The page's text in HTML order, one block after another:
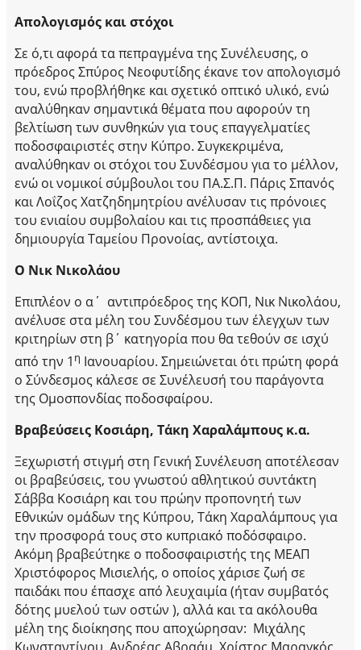
Απολογισμός και στόχοι
Σε ό,τι αφορά τα πεπραγμένα της Συνέλευσης, ο
πρόεδρος Σπύρος Νεοφυτίδης έκανε τον απολογισμό
του, ενώ προβλήθηκε και σχετικό οπτικό υλικό, ενώ
αναλύθηκαν σημαντικά θέματα που αφορούν τη
βελτίωση των συνθηκών για τους επαγγελματίες
ποδοσφαιριστές στην Κύπρο. Συγκεκριμένα,
αναλύθηκαν οι στόχοι του Συνδέσμου για το μέλλον,
ενώ οι νομικοί σύμβουλοι του ΠΑ.Σ.Π. Πάρις Σπανός
και Λοΐζος Χατζηδημητρίου ανέλυσαν τις πρόνοιες
του ενιαίου συμβολαίου και τις προσπάθειες για
δημιουργία Ταμείου Προνοίας, αντίστοιχα.
Ο Νικ Νικολάου
Επιπλέον ο α΄ αντιπρόεδρος της ΚΟΠ, Νικ Νικολάου,
ανέλυσε στα μέλη του Συνδέσμου των έλεγχων των
κριτηρίων στη β΄ κατηγορία που θα τεθούν σε ισχύ
από την 1 η Ιανουαρίου. Σημειώνεται ότι πρώτη φορά
ο Σύνδεσμος κάλεσε σε Συνέλευσή του παράγοντα
της Ομοσπονδίας ποδοσφαίρου.
Βραβεύσεις Κοσιάρη, Τάκη Χαραλάμπους κ.α.
Ξεχωριστή στιγμή στη Γενική Συνέλευση αποτέλεσαν
οι βραβεύσεις, του γνωστού αθλητικού συντάκτη
Σάββα Κοσιάρη και του πρώην προπονητή των
Εθνικών ομάδων της Κύπρου, Τάκη Χαραλάμπους για
την προσφορά τους στο κυπριακό ποδόσφαιρο.
Ακόμη βραβεύτηκε ο ποδοσφαιριστής της ΜΕΑΠ
Χριστόφορος Μισιελής, ο οποίος χάρισε ζωή σε
παιδάκι που έπασχε από λευχαιμία (ήταν συμβατός
δότης μυελού των οστών ), αλλά και τα ακόλουθα
μέλη της διοίκησης που αποχώρησαν: Μιχάλης